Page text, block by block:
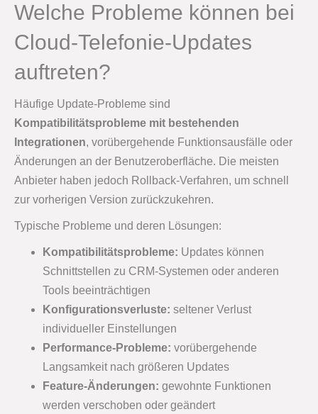
Welche Probleme können bei
Cloud-Telefonie-Updates
auftreten?
Häufige Update-Probleme sind
Kompatibilitätsprobleme mit bestehenden
Integrationen, vorübergehende Funktionsausfälle oder
Änderungen an der Benutzeroberfläche. Die meisten
Anbieter haben jedoch Rollback-Verfahren, um schnell
zur vorherigen Version zurückzukehren.
Typische Probleme und deren Lösungen:
Kompatibilitätsprobleme: Updates können
Schnittstellen zu CRM-Systemen oder anderen
Tools beeinträchtigen
Konfigurationsverluste: seltener Verlust
individueller Einstellungen
Performance-Probleme: vorübergehende
Langsamkeit nach größeren Updates
Feature-Änderungen: gewohnte Funktionen
werden verschoben oder geändert